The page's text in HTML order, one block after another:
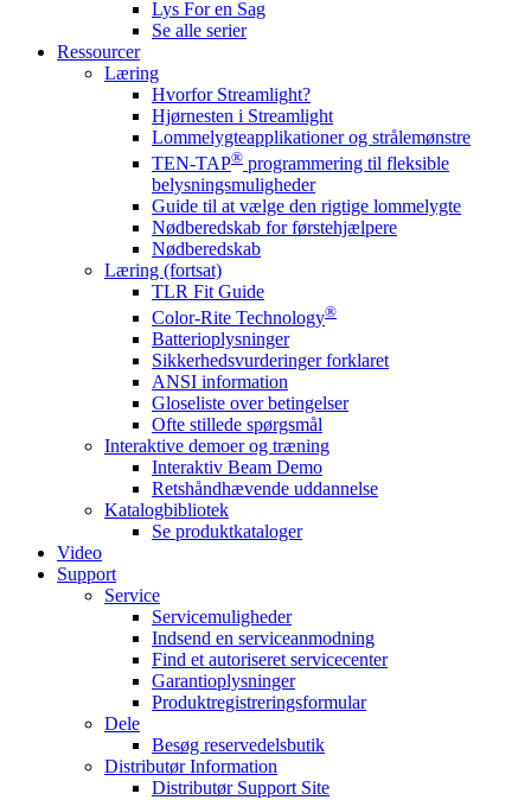
Lys For en Sag
Se alle serier
Ressourcer
Læring
Hvorfor Streamlight?
Hjørnesten i Streamlight
Lommelygteapplikationer og strålemønstre
TEN-TAP® programmering til fleksible
belysningsmuligheder
Guide til at vælge den rigtige lommelygte
Nødberedskab for førstehjælpere
Nødberedskab
Læring (fortsat)
TLR Fit Guide
Color-Rite Technology®
Batterioplysninger
Sikkerhedsvurderinger forklaret
ANSI information
Gloseliste over betingelser
Ofte stillede spørgsmål
Interaktive demoer og træning
Interaktiv Beam Demo
Retshåndhævende uddannelse
Katalogbibliotek
Se produktkataloger
Video
Support
Service
Servicemuligheder
Indsend en serviceanmodning
Find et autoriseret servicecenter
Garantioplysninger
Produktregistreringsformular
Dele
Besøg reservedelsbutik
Distributør Information
Distributør Support Site